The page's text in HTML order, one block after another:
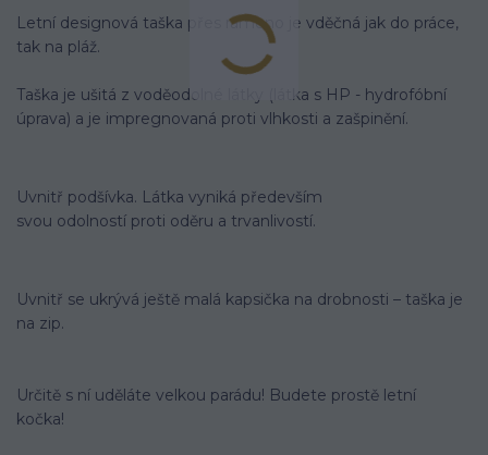
Letní designová taška přes rameno je vděčná jak do práce,
tak na pláž.
Taška je ušitá z voděodolné látky (látka s HP - hydrofóbní
úprava) a je impregnovaná proti vlhkosti a zašpinění.
Uvnitř podšívka. Látka vyniká především
svou odolností proti oděru a trvanlivostí.
Uvnitř se ukrývá ještě malá kapsička na drobnosti – taška je
na zip.
Určitě s ní uděláte velkou parádu! Budete prostě letní
kočka!